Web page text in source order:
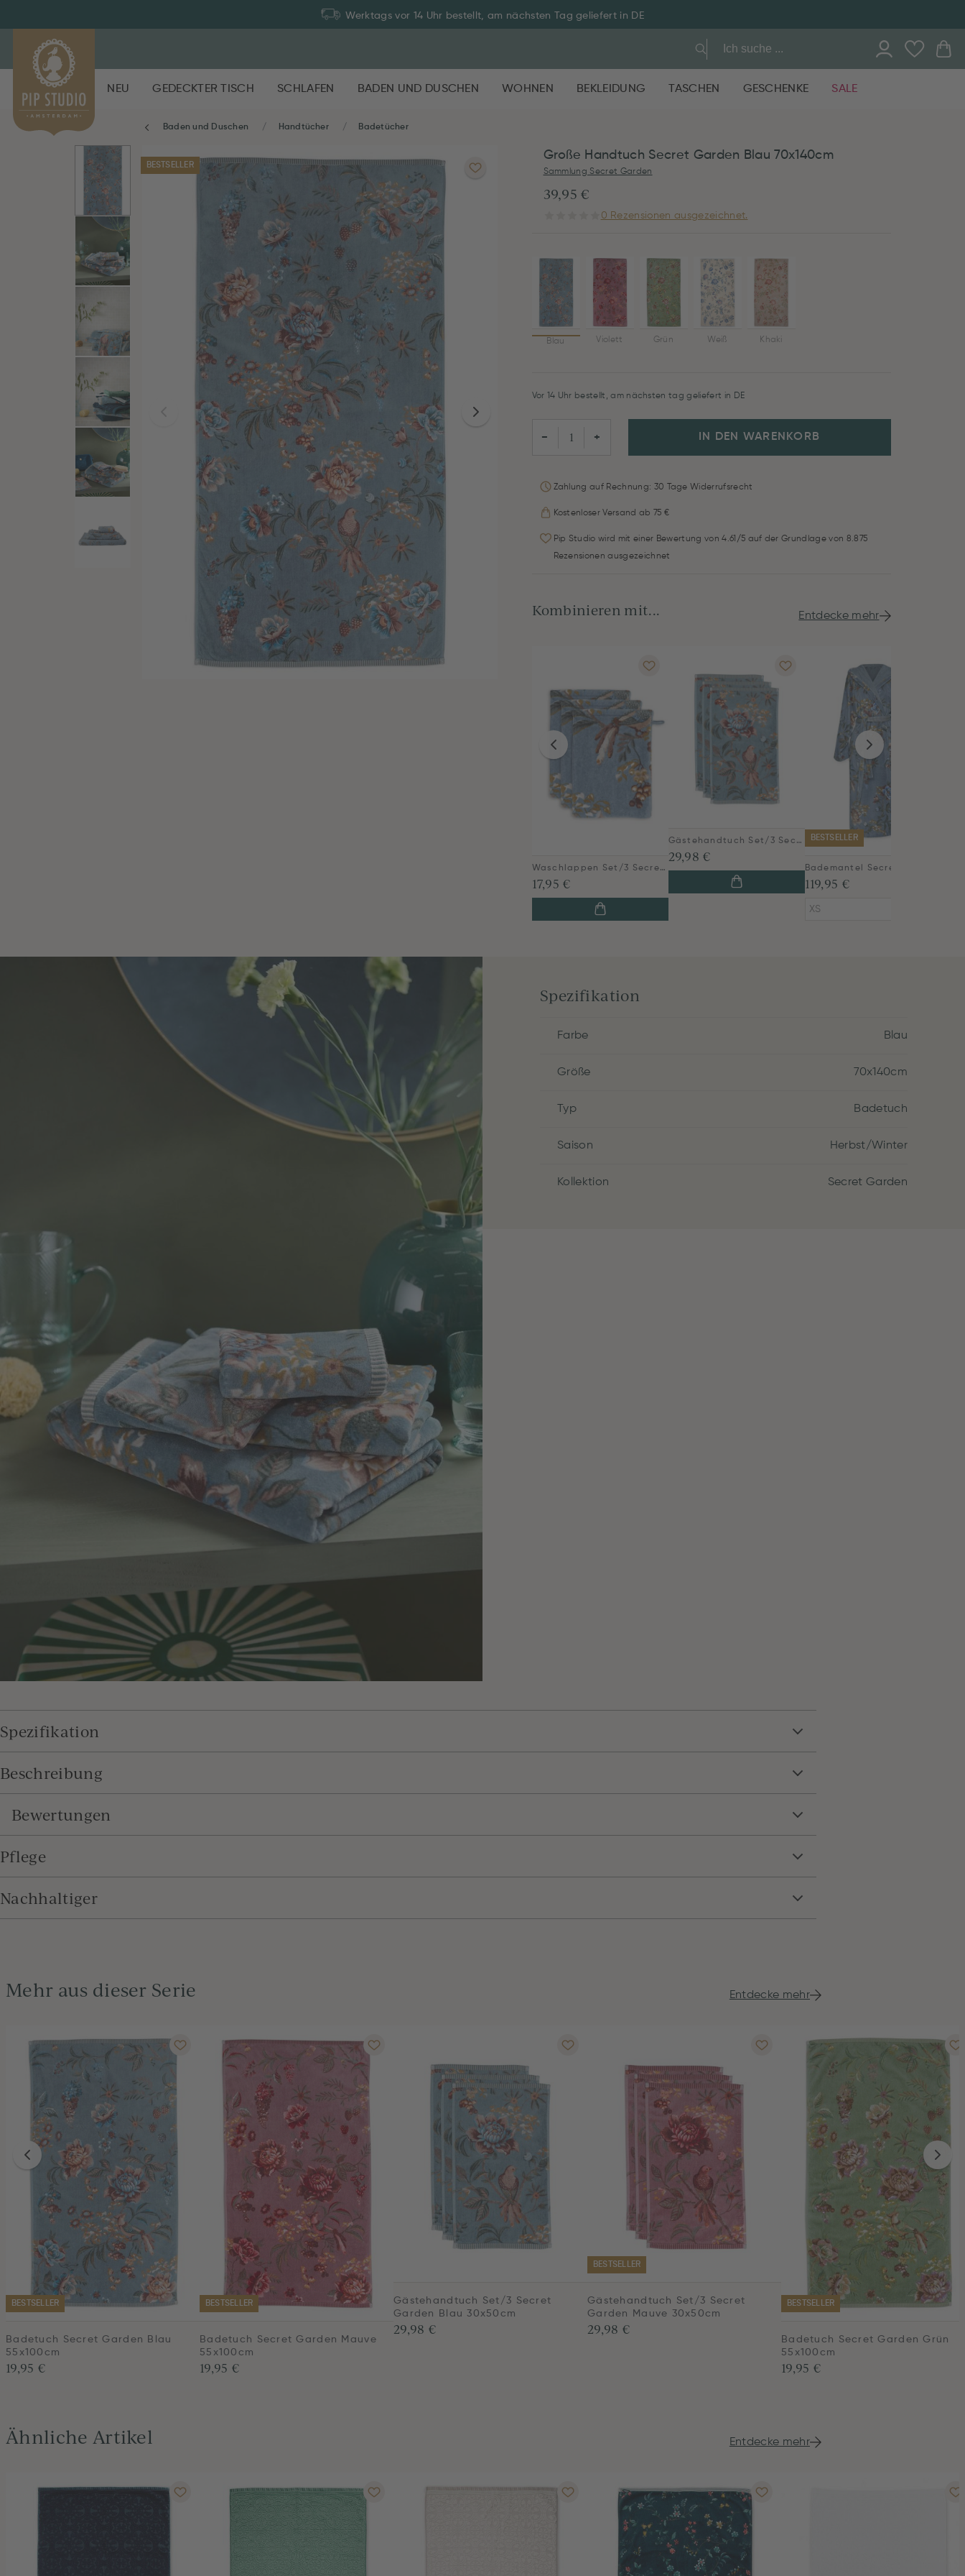
Werktags vor 14 Uhr bestellt, am nächsten Tag geliefert in DE
NEU GEDECKTER TISCH SCHLAFEN BADEN UND DUSCHEN WOHNEN BEKLEIDUNG TASCHEN GESCHENKE SALE
Baden und Duschen Handtücher Badetücher
BESTSELLER
Große Handtuch Secret Garden Blau 70x140cm
Sammlung Secret Garden
39,95 €
0 Rezensionen ausgezeichnet.
Blau Violett Grün Weiß Khaki
Vor 14 Uhr bestellt, am nächsten tag geliefert in DE
− + IN DEN WARENKORB
Zahlung auf Rechnung: 30 Tage Widerrufsrecht
Kostenloser Versand ab 75 €
Pip Studio wird mit einer Bewertung von 4.61/5 auf der Grundlage von 8.875
Rezensionen ausgezeichnet
Kombinieren mit... Entdecke mehr
Waschlappen Set/3 Secret Garden Blau 16x22cm
17,95 €
Gästehandtuch Set/3 Secret Garden Blau 30x50cm
29,98 €
BESTSELLER
119,95 €
XS
Spezifikation
Farbe Blau
Größe 70x140cm
Typ Badetuch
Saison Herbst/Winter
Kollektion Secret Garden
Spezifikation
Beschreibung
Bewertungen
Pflege
Nachhaltiger
Mehr aus dieser Serie Entdecke mehr
BESTSELLER
Badetuch Secret Garden Blau
55x100cm
19,95 €
BESTSELLER
Badetuch Secret Garden Mauve
55x100cm
19,95 €
Gästehandtuch Set/3 Secret
Garden Blau 30x50cm
29,98 €
BESTSELLER
Gästehandtuch Set/3 Secret
Garden Mauve 30x50cm
29,98 €
BESTSELLER
Badetuch Secret Garden Grün
55x100cm
19,95 €
Ähnliche Artikel Entdecke mehr